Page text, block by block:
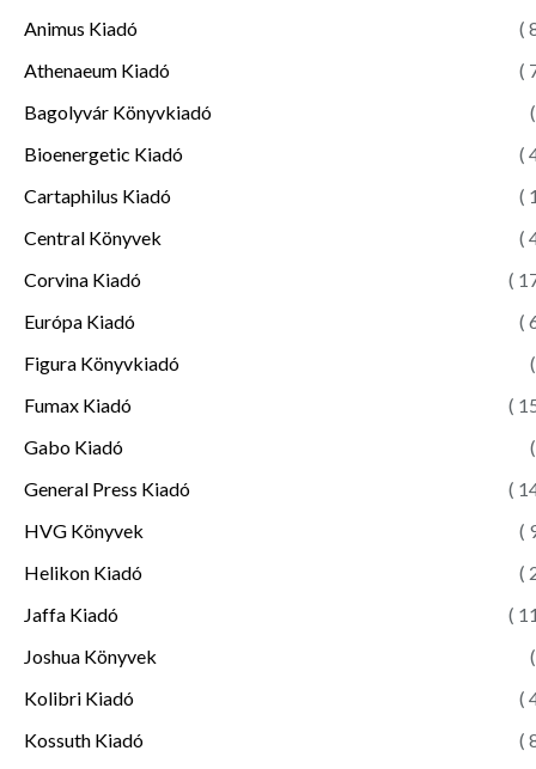
Animus Kiadó
(
Athenaeum Kiadó
(
Bagolyvár Könyvkiadó
Bioenergetic Kiadó
(
Cartaphilus Kiadó
(
Central Könyvek
(
Corvina Kiadó
(
Európa Kiadó
(
Figura Könyvkiadó
Fumax Kiadó
(
Gabo Kiadó
General Press Kiadó
(
HVG Könyvek
(
Helikon Kiadó
(
Jaffa Kiadó
(
Joshua Könyvek
Kolibri Kiadó
(
Kossuth Kiadó
(